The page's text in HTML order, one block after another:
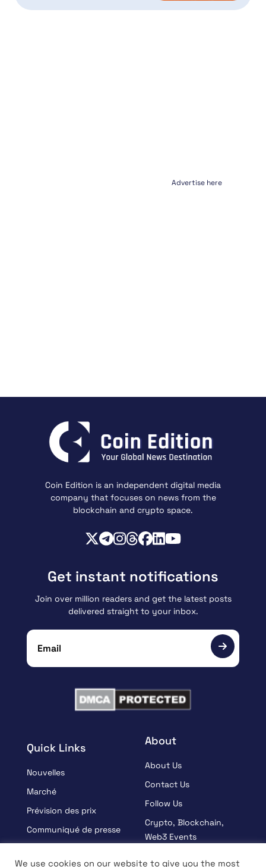
Advertise here
Coin Edition is an independent digital media
company that focuses on news from the
blockchain and crypto space.
Quick Links
Nouvelles
Marché
Prévision des prix
Communiqué de presse
About
About Us
Contact Us
Follow Us
Crypto, Blockchain,
Web3 Events
Get instant notifications
Join over million readers and get the latest posts
delivered straight to your inbox.
We use cookies on our website to give you the most